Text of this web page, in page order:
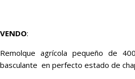
VENDO:
Remolque agrícola pequeño de
basculante en perfecto estado de